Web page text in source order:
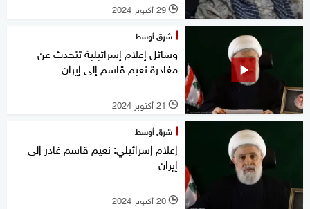
l 29 أكتوبر 2024
شرق أوسط
وسائل إعلام إسرائيلية تتحدث عن
مغادرة نعيم قاسم إلى إيران
l 21 أكتوبر 2024
شرق أوسط
إعلام إسرائيلي: نعيم قاسم غادر إلى
إيران
l 20 أكتوبر 2024